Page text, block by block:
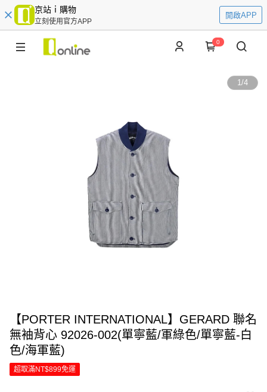
京站ｉ購物
立刻使用官方APP
開啟APP
0
1/4
【PORTER INTERNATIONAL】GERARD 聯名
無袖背心 92026-002(單寧藍/軍綠色/單寧藍-白
色/海軍藍)
超取滿NT$899免運